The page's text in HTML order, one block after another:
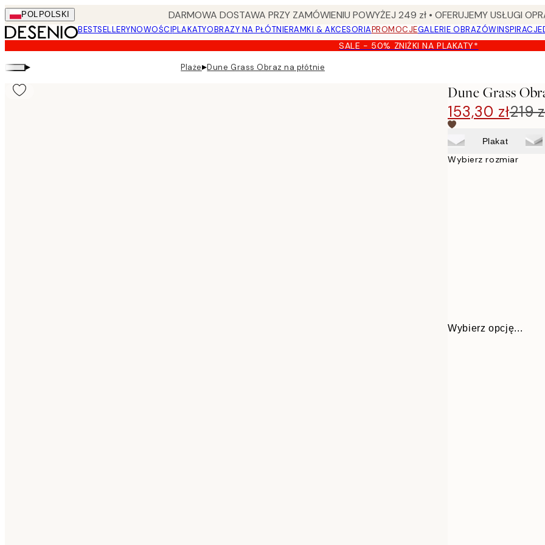
Skip
to
main
content.
POL POLSKI DARMOWA DOSTAWA PRZY ZAMÓWIENIU POWYŻEJ 249 zł • OFERUJEMY USŁUGI
BESTSELLERYNOWOŚCIPLAKATYOBRAZY NA PŁÓTNIERAMKI & AKCESORIAPROMOCJEGALERIE OBRAZÓWINSPIRACJE
SALE - 50% ZNIŻKI NA PLAKATY*
▸ Plaże▸Dune Grass Obraz na płótnie
Dune Grass
153,30 zł219
Plakat
Wybierz rozmiar
Wybierz opcję...